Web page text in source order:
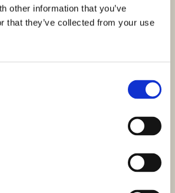
other information that you’ve
that they’ve collected from your use